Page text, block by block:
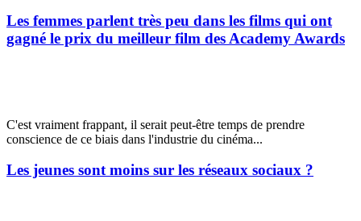
Les femmes parlent très peu dans les films qui ont
gagné le prix du meilleur film des Academy Awards
C'est vraiment frappant, il serait peut-être temps de prendre
conscience de ce biais dans l'industrie du cinéma...
Les jeunes sont moins sur les réseaux sociaux ?